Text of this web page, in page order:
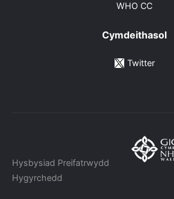
WHO CC
Cymdeithasol
Twitter
Hysbysiad Preifatrwydd
Hygyrchedd